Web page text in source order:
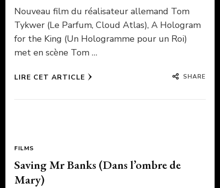
Nouveau film du réalisateur allemand Tom
Tykwer (Le Parfum, Cloud Atlas), A Hologram
for the King (Un Hologramme pour un Roi)
met en scène Tom …
LIRE CET ARTICLE SHARE
FILMS
Saving Mr Banks (Dans l’ombre de
Mary)